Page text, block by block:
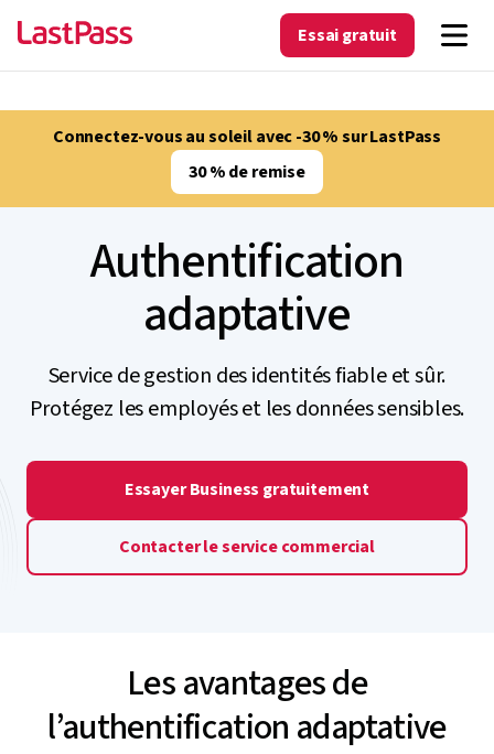
Essai gratuit
Connectez-vous au soleil avec -30 % sur LastPass
30 % de remise
Authentification
adaptative
Service de gestion des identités fiable et sûr.
Protégez les employés et les données sensibles.
Essayer Business gratuitement
Contacter le service commercial
Les avantages de
l’authentification adaptative